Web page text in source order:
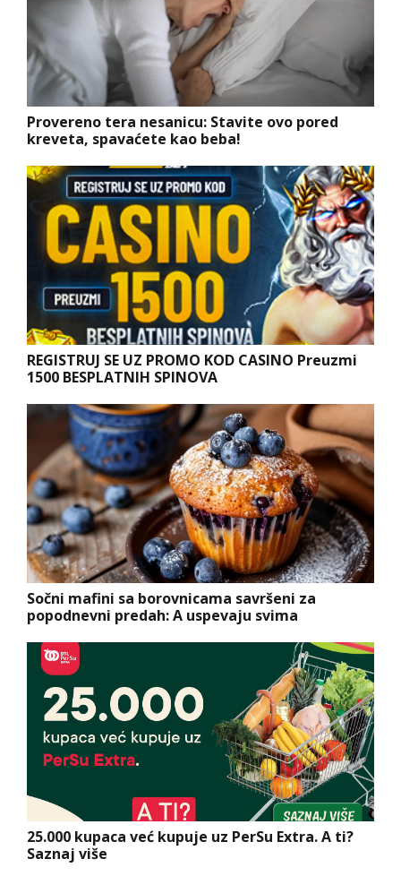
Provereno tera nesanicu: Stavite ovo pored
kreveta, spavaćete kao beba!
REGISTRUJ SE UZ PROMO KOD CASINO Preuzmi
1500 BESPLATNIH SPINOVA
Sočni mafini sa borovnicama savršeni za
popodnevni predah: A uspevaju svima
25.000 kupaca već kupuje uz PerSu Extra. A ti?
Saznaj više